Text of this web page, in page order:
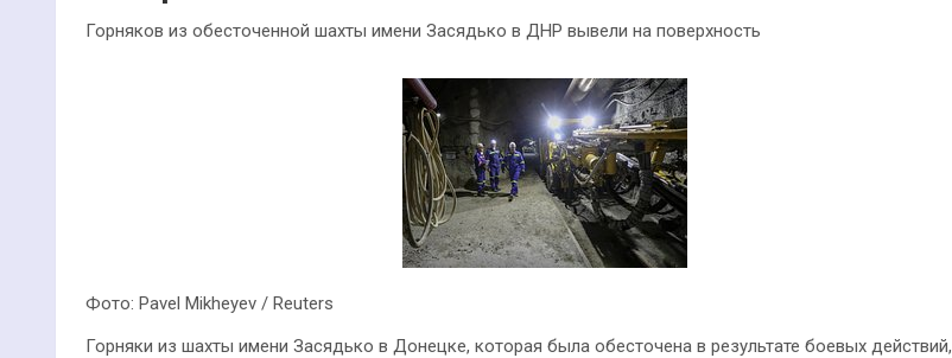
Горняков из обесточенной шахты имени Засядько в ДНР вывели на поверхность
Фото: Pavel Mikheyev / Reuters
Горняки из шахты имени Засядько в Донецке, которая была обесточена в результате боевых действий,